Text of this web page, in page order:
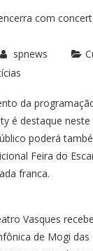
spnews
da
é destaque
poderá
Feira do
franca.
Vasques
de Mogi das